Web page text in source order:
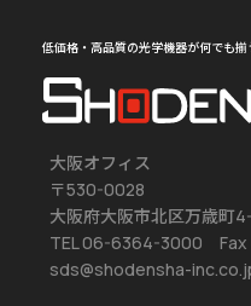
低価格・高品質の光学機器が何でも揃
大阪オフィス
〒530-0028
大阪府大阪市北区万歳町
TEL 06-6364-3000 Fax
sds@shodensha-